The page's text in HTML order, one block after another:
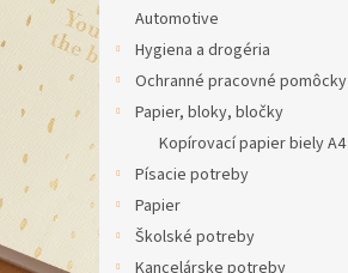
Automotive
Hygiena a drogéria
Ochranné pracovné pomôcky
Papier, bloky, bločky
Kopírovací papier biely A4
Písacie potreby
Papier
Školské potreby
Kancelárske potreby